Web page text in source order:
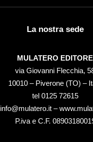
La nostra sede
MULATERO EDITORE
via Giovanni Flecchia,
10010 – Piverone (TO) –
tel ‭0125 72615‬
info@mulatero.it –
P.iva e C.F.